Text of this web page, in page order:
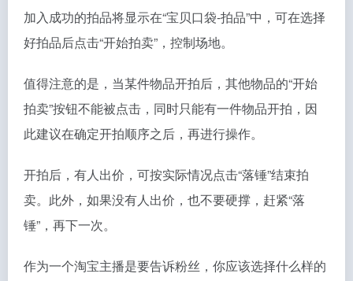
加入成功的拍品将显示在“宝贝口袋-拍品”中，可在选择
好拍品后点击“开始拍卖”，控制场地。
值得注意的是，当某件物品开拍后，其他物品的“开始
拍卖”按钮不能被点击，同时只能有一件物品开拍，因
此建议在确定开拍顺序之后，再进行操作。
开拍后，有人出价，可按实际情况点击“落锤”结束拍
卖。此外，如果没有人出价，也不要硬撑，赶紧“落
锤”，再下一次。
作为一个淘宝主播是要告诉粉丝，你应该选择什么样的